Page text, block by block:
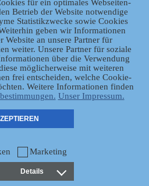
für ein optimales Webseiten-
Betrieb der Website notwendige
Statistikzwecke sowie Cookies
geben wir Informationen
Website an unsere Partner für
weiter. Unsere Partner für soziale
über die Verwendung
möglicherweise mit weiteren
frei entscheiden, welche Cookie-
Weitere Informationen finden
Unser Impressum.
Marketing
Details